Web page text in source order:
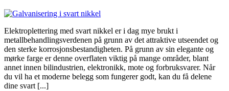
Elektroplettering med svart nikkel er i dag mye brukt i
metallbehandlingsverdenen på grunn av det attraktive utseendet og
den sterke korrosjonsbestandigheten. På grunn av sin elegante og
mørke farge er denne overflaten viktig på mange områder, blant
annet innen bilindustrien, elektronikk, mote og forbruksvarer. Når
du vil ha et moderne belegg som fungerer godt, kan du få delene
dine svart [...]